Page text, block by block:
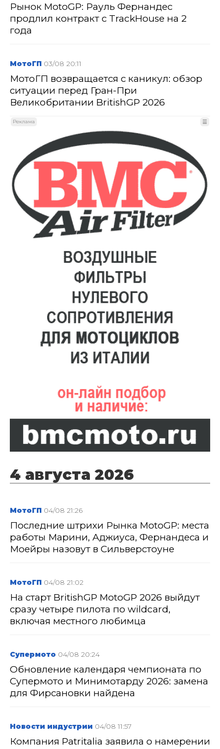
Рынок MotoGP: Рауль Фернандес
продлил контракт с TrackHouse на 2
года
МотоГП 03/08 20:11
МотоГП возвращается с каникул: обзор
ситуации перед Гран-При
Великобритании BritishGP 2026
Реклама ☰
4 августа 2026
МотоГП 04/08 21:26
Последние штрихи Рынка MotoGP: места
работы Марини, Аджиуса, Фернандеса и
Моейры назовут в Сильверстоуне
МотоГП 04/08 21:02
На старт BritishGP MotoGP 2026 выйдут
сразу четыре пилота по wildcard,
включая местного любимца
Супермото 04/08 20:24
Обновление календаря чемпионата по
Супермото и Минимотарду 2026: замена
для Фирсановки найдена
Новости индустрии 04/08 11:57
Компания Patritalia заявила о намерении